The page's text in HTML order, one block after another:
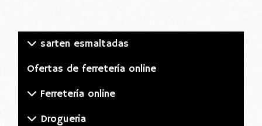
sarten esmaltadas
Ofertas de ferretería online
Ferretería online
Drogueria